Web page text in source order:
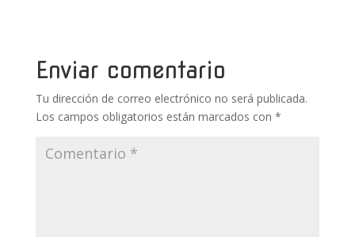
k
Enviar comentario
Tu dirección de correo electrónico no será publicada.
Los campos obligatorios están marcados con *